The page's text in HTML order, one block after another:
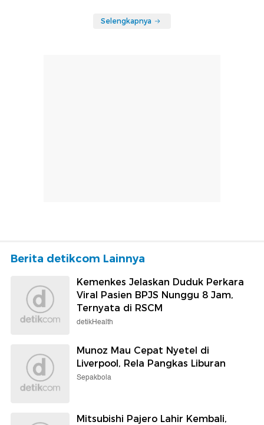
Selengkapnya
Berita detikcom Lainnya
Kemenkes Jelaskan Duduk Perkara
Viral Pasien BPJS Nunggu 8 Jam,
Ternyata di RSCM
detikHealth
Munoz Mau Cepat Nyetel di
Liverpool, Rela Pangkas Liburan
Sepakbola
Mitsubishi Pajero Lahir Kembali,